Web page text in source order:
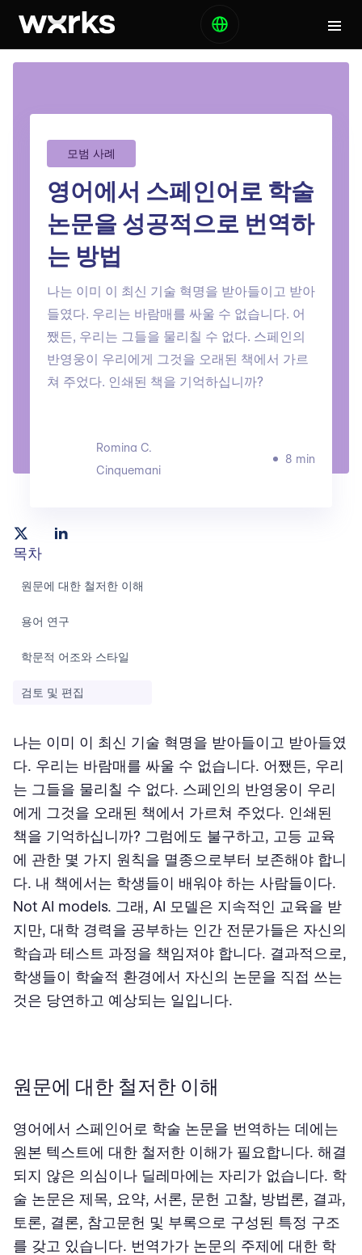
모범 사례
영어에서 스페인어로 학술
논문을 성공적으로 번역하
는 방법
나는 이미 이 최신 기술 혁명을 받아들이고 받아
들였다. 우리는 바람매를 싸울 수 없습니다. 어
쨌든, 우리는 그들을 물리칠 수 없다. 스페인의
반영웅이 우리에게 그것을 오래된 책에서 가르
쳐 주었다. 인쇄된 책을 기억하십니까?
Romina C.
Cinquemani
8 min
목차
원문에 대한 철저한 이해
용어 연구
학문적 어조와 스타일
검토 및 편집
나는 이미 이 최신 기술 혁명을 받아들이고 받아들였
다. 우리는 바람매를 싸울 수 없습니다. 어쨌든, 우리
는 그들을 물리칠 수 없다. 스페인의 반영웅이 우리
에게 그것을 오래된 책에서 가르쳐 주었다. 인쇄된
책을 기억하십니까? 그럼에도 불구하고, 고등 교육
에 관한 몇 가지 원칙을 멸종으로부터 보존해야 합니
다. 내 책에서는 학생들이 배워야 하는 사람들이다.
Not AI models. 그래, AI 모델은 지속적인 교육을 받
지만, 대학 경력을 공부하는 인간 전문가들은 자신의
학습과 테스트 과정을 책임져야 합니다. 결과적으로,
학생들이 학술적 환경에서 자신의 논문을 직접 쓰는
것은 당연하고 예상되는 일입니다.
원문에 대한 철저한 이해
영어에서 스페인어로 학술 논문을 번역하는 데에는
원본 텍스트에 대한 철저한 이해가 필요합니다. 해결
되지 않은 의심이나 딜레마에는 자리가 없습니다. 학
술 논문은 제목, 요약, 서론, 문헌 고찰, 방법론, 결과,
토론, 결론, 참고문헌 및 부록으로 구성된 특정 구조
를 갖고 있습니다. 번역가가 논문의 주제에 대한 학